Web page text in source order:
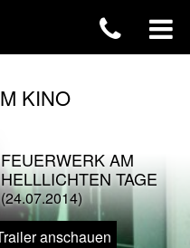
KINO
FEUERWERK AM
HELLLICHTEN TAGE
(24.07.2014)
anschauen